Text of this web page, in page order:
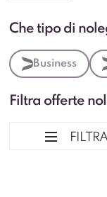
Che tipo di
Business
Filtra offerte
FILTRA